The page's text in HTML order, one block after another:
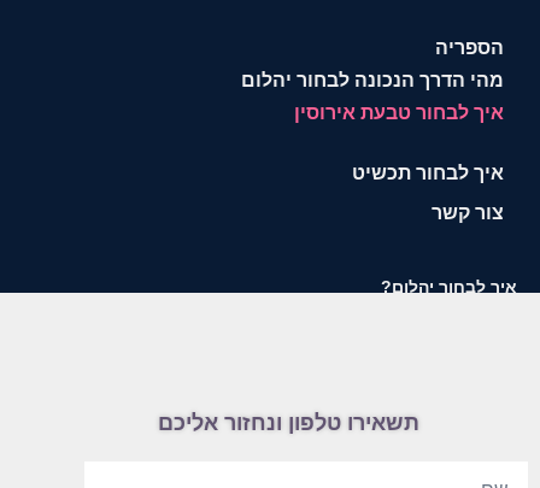
הספריה
מהי הדרך הנכונה לבחור יהלום
איך לבחור טבעת אירוסין
איך לבחור תכשיט
צור קשר
איך לבחור יהלום?
תשאירו טלפון ונחזור אליכם